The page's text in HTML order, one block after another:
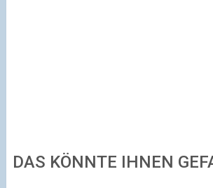
DAS KÖNNTE IHNEN